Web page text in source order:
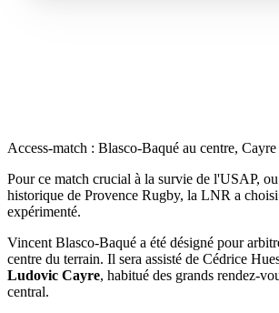
Access-match : Blasco-Baqué au centre,
Pour ce match crucial à la survie de l'USAP,
historique de Provence Rugby, la LNR a
expérimenté.
Vincent Blasco-Baqué a été désigné pour
centre du terrain. Il sera assisté de Cédrice
Ludovic Cayre, habitué des grands rendez-
central.